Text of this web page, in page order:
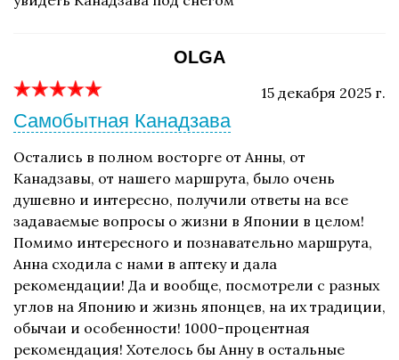
OLGA
15 декабря 2025 г.
Самобытная Канадзава
Остались в полном восторге от Анны, от
Канадзавы, от нашего маршрута, было очень
душевно и интересно, получили ответы на все
задаваемые вопросы о жизни в Японии в целом!
Помимо интересного и познавательно маршрута,
Анна сходила с нами в аптеку и дала
рекомендации! Да и вообще, посмотрели с разных
углов на Японию и жизнь японцев, на их традиции,
обычаи и особенности! 1000-процентная
рекомендация! Хотелось бы Анну в остальные